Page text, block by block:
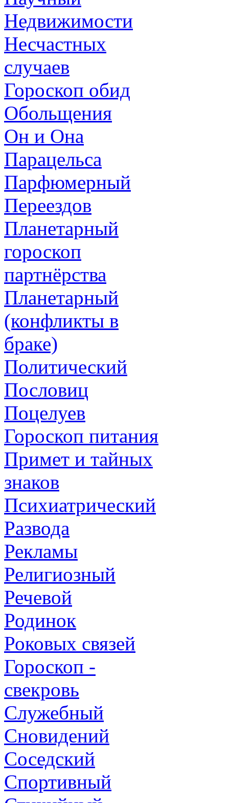
Недвижимости
Несчастных
случаев
Гороскоп обид
Обольщения
Он и Она
Парацельса
Парфюмерный
Переездов
Планетарный
гороскоп
партнёрства
Планетарный
(конфликты в
браке)
Политический
Пословиц
Поцелуев
Гороскоп питания
Примет и тайных
знаков
Психиатрический
Развода
Рекламы
Религиозный
Речевой
Родинок
Роковых связей
Гороскоп -
свекровь
Служебный
Сновидений
Соседский
Спортивный